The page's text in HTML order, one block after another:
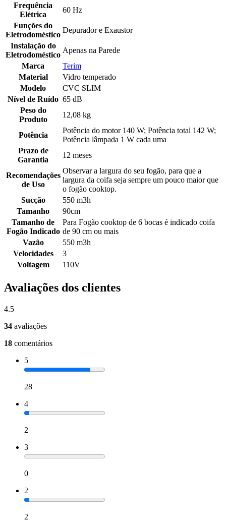
Frequência
Elétrica
60 Hz
Funções do
Eletrodoméstico
Depurador e Exaustor
Instalação do
Eletrodoméstico
Apenas na Parede
Marca
Terim
Material
Vidro temperado
Modelo
CVC SLIM
Nível de Ruído 65 dB
Peso do
Produto
12,08 kg
Potência
Potência do motor 140 W; Potência total 142 W;
Potência lâmpada 1 W cada uma
Prazo de
Garantia
12 meses
Recomendações
de Uso
Observar a largura do seu fogão, para que a
largura da coifa seja sempre um pouco maior que
o fogão cooktop.
Sucção
550 m3h
Tamanho
90cm
Tamanho de
Fogão Indicado
Para Fogão cooktop de 6 bocas é indicado coifa
de 90 cm ou mais
Vazão
550 m3h
Velocidades
3
Voltagem
110V
Avaliações dos clientes
4.5
34 avaliações
18 comentários
5
28
4
2
3
0
2
2